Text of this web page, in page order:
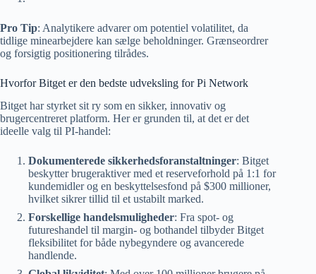
Pro Tip: Analytikere advarer om potentiel volatilitet, da
tidlige minearbejdere kan sælge beholdninger. Grænseordrer
og forsigtig positionering tilrådes.
Hvorfor Bitget er den bedste udveksling for Pi Network
Bitget har styrket sit ry som en sikker, innovativ og
brugercentreret platform. Her er grunden til, at det er det
ideelle valg til PI-handel:
Dokumenterede sikkerhedsforanstaltninger: Bitget
beskytter brugeraktiver med et reserveforhold på 1:1 for
kundemidler og en beskyttelsesfond på $300 millioner,
hvilket sikrer tillid til et ustabilt marked.
Forskellige handelsmuligheder: Fra spot- og
futureshandel til margin- og bothandel tilbyder Bitget
fleksibilitet for både nybegyndere og avancerede
handlende.